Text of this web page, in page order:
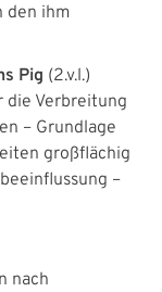
den ihm
Pig (2.v.l.)
die Verbreitung
– Grundlage
großflächig
–
nach